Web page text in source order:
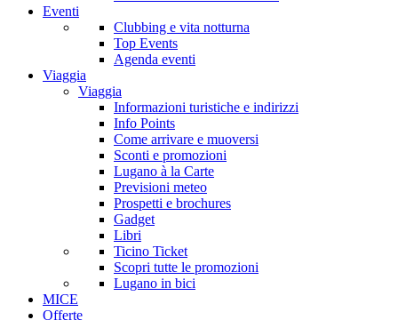
Eventi
Clubbing e vita notturna
Top Events
Agenda eventi
Viaggia
Viaggia
Informazioni turistiche e indirizzi
Info Points
Come arrivare e muoversi
Sconti e promozioni
Lugano à la Carte
Previsioni meteo
Prospetti e brochures
Gadget
Libri
Ticino Ticket
Scopri tutte le promozioni
Lugano in bici
MICE
Offerte